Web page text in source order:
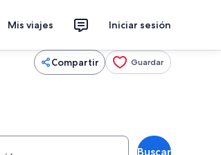
Mis viajes Iniciar sesión
Compartir Guardar
Buscar